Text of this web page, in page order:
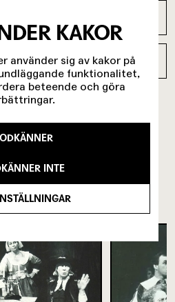
KAKOR
använder sig av kakor på
funktionalitet,
beteende och göra
INTE